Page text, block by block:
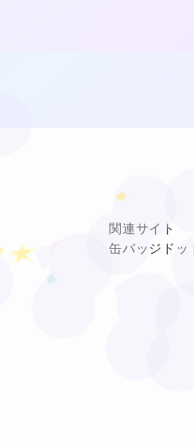
❤
関連サイト
缶バッジドッ